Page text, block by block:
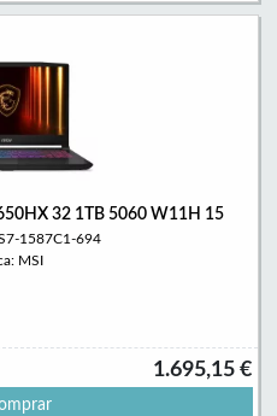
32 1TB 5060 W11H 15
1587C1-694
MSI
1.695,15 €